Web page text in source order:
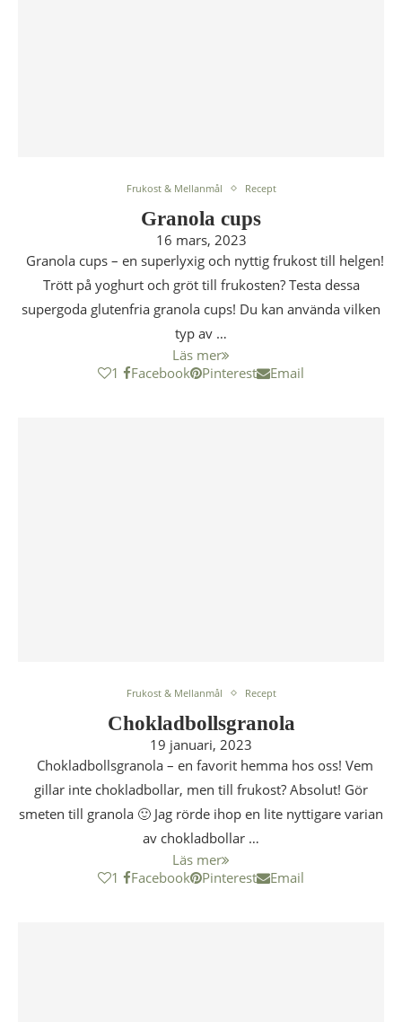
Frukost & Mellanmål Recept
Granola cups
16 mars, 2023
Granola cups – en superlyxig och nyttig frukost till helgen!
Trött på yoghurt och gröt till frukosten? Testa dessa
supergoda glutenfria granola cups! Du kan använda vilken
typ av …
Läs mer
1
Facebook Pinterest Email
Frukost & Mellanmål Recept
Chokladbollsgranola
19 januari, 2023
Chokladbollsgranola – en favorit hemma hos oss! Vem
gillar inte chokladbollar, men till frukost? Absolut! Gör
smeten till granola 🙂 Jag rörde ihop en lite nyttigare varian
av chokladbollar …
Läs mer
1
Facebook Pinterest Email